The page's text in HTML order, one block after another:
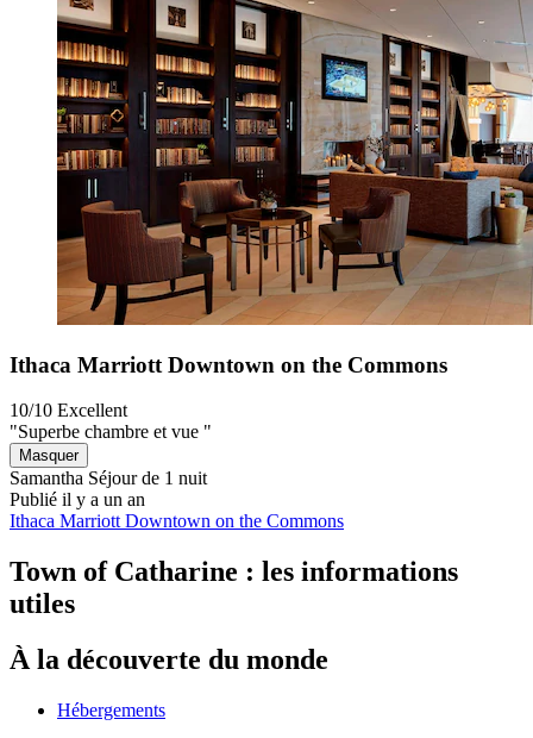
Ithaca Marriott Downtown on the Commons
10/10 Excellent
"Superbe chambre et vue "
Masquer
Samantha Séjour de 1 nuit
Publié il y a un an
Ithaca Marriott Downtown on the Commons
Town of Catharine : les informations
utiles
À la découverte du monde
Hébergements